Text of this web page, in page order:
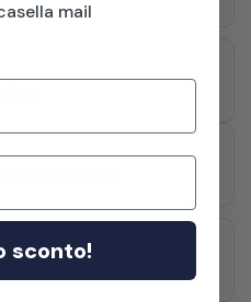
Bordeaux
mail
sconto!